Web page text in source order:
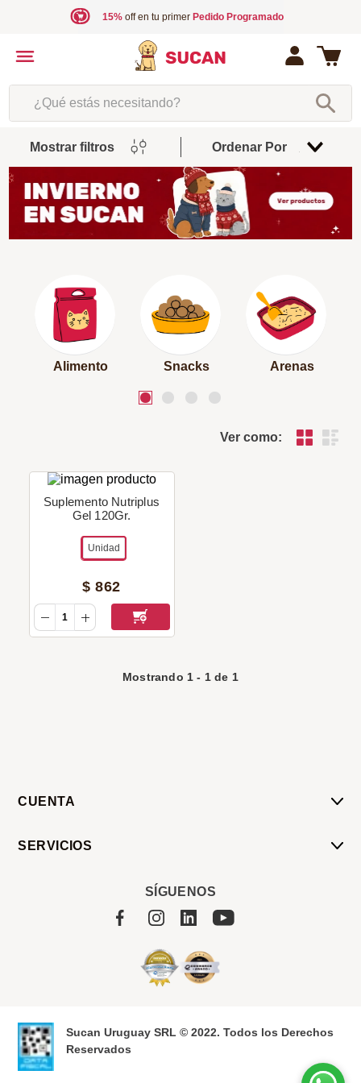
15%off en tu primer Pedido Programado
¿Qué estás necesitando?
Mostrar filtros Ordenar Por
Relevancia
Alimento Snacks Arenas
Ver como:
Suplemento Nutriplus
Gel 120Gr.
Unidad
$ 862
Mostrando 1 - 1 de 1
CUENTA
SERVICIOS
SÍGUENOS
Sucan Uruguay SRL © 2022. Todos los Derechos
Reservados